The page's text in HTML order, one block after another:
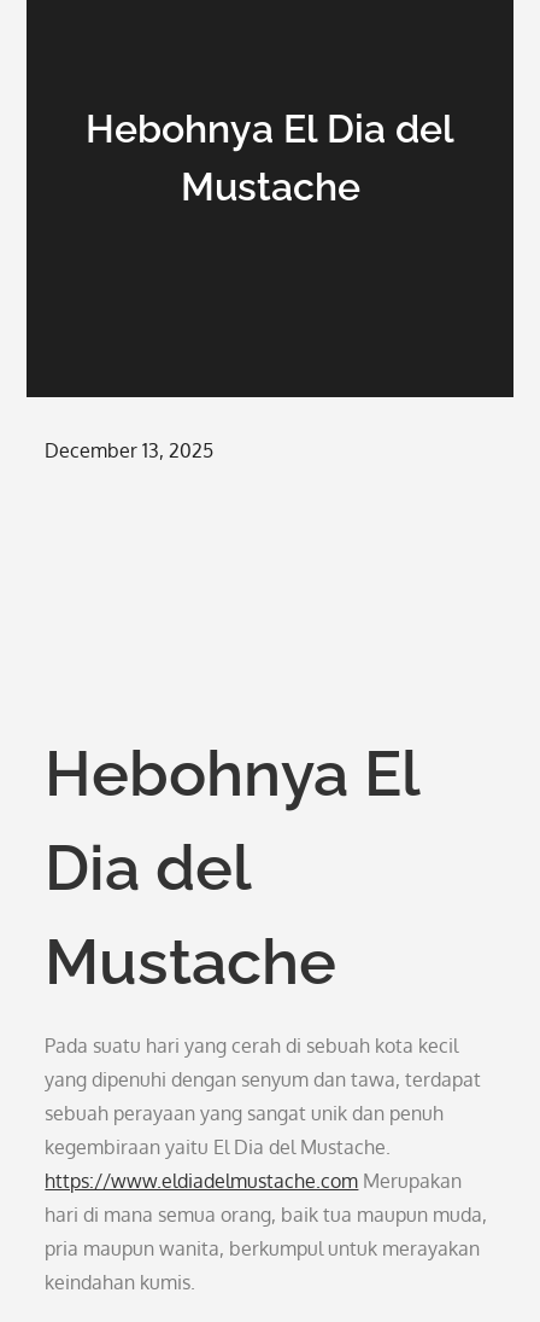
Hebohnya El Dia del
Mustache
Posted
December 13, 2025
Hebohnya El
Dia del
Mustache
Pada suatu hari yang cerah di sebuah kota kecil
yang dipenuhi dengan senyum dan tawa, terdapat
sebuah perayaan yang sangat unik dan penuh
kegembiraan yaitu El Dia del Mustache.
https://www.eldiadelmustache.com Merupakan
hari di mana semua orang, baik tua maupun muda,
pria maupun wanita, berkumpul untuk merayakan
keindahan kumis.